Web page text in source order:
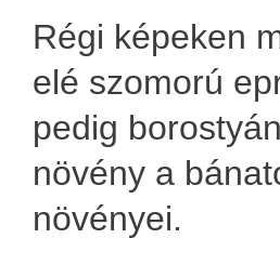
Régi képeken
elé szomorú
pedig
növény a
növényei.